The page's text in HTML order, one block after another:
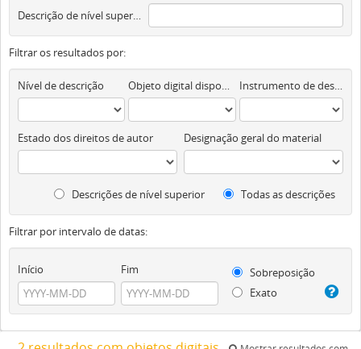
Descrição de nível superior
Filtrar os resultados por:
Nível de descrição Objeto digital disponível Instrumento de descrição documental
Estado dos direitos de autor Designação geral do material
Descrições de nível superior Todas as descrições
Filtrar por intervalo de datas:
Início Fim
Sobreposição
Exato